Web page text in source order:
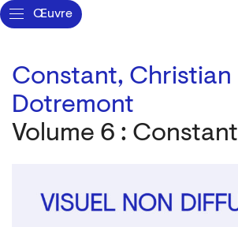
Œuvre
Constant, Christian
Dotremont
Volume 6 : Constant